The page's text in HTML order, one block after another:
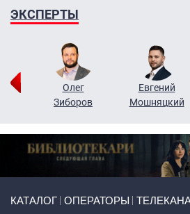
ЭКСПЕРТЫ
Олег
Зиборов
Евгений
Мошняцкий
КАТАЛОГ ОПЕРАТОРЫ